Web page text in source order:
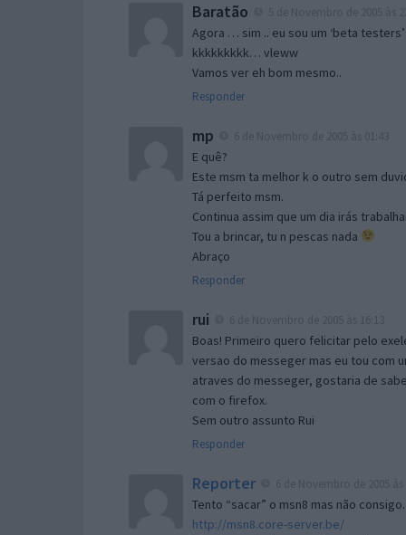
Baratão
Agora … sim .. eu sou um ‘beta testers’
kkkkkkkkk… vleww
Vamos ver eh bom mesmo..
Responder
mp
E quê?
Este msm ta melhor k o outro sem
Tá perfeito msm.
Continua assim que um dia irás
Tou a brincar, tu n pescas nada
Abraço
Responder
rui
Boas! Primeiro quero felicitar pelo
versao do messeger mas eu tou com
atraves do messeger, gostaria de
com o firefox.
Sem outro assunto Rui
Responder
Reporter
Tento “sacar” o msn8 mas não
http://msn8.core-server.be/